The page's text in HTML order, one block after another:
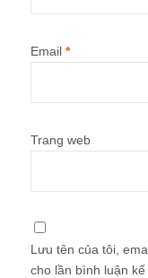
Email *
Trang web
Lưu tên của tôi,
cho lần bình luận kế